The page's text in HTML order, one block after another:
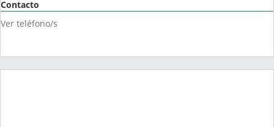
Contacto
Ver teléfono/s